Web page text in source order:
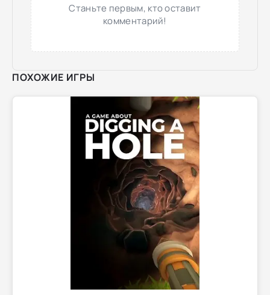
Станьте первым, кто оставит
комментарий!
ПОХОЖИЕ ИГРЫ